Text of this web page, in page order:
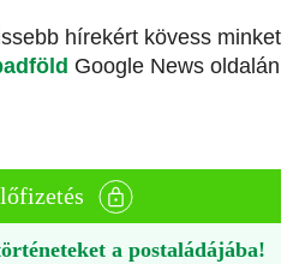
hírekért kövess minket
Google News oldalán
a postaládájába!